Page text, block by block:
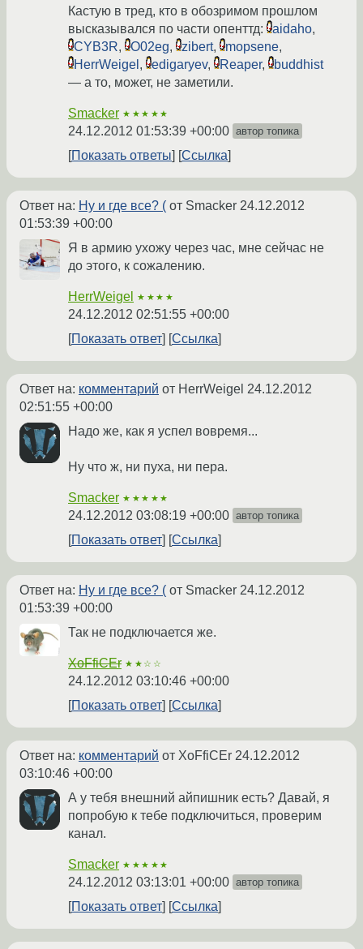
Кастую в тред, кто в обозримом прошлом
высказывался по части опенттд:
aidaho,
CYB3R, O02eg, zibert, mopsene,
HerrWeigel , edigaryev, Reaper,
buddhist
— а то, может, не заметили.
Smacker ★★★★★
24.12.2012 01:53:39 +00:00 автор топика
Показать ответы Ссылка
Ответ на: Ну и где все? ( от Smacker 24.12.2012
01:53:39 +00:00
Я в армию ухожу через час, мне сейчас не
до этого, к сожалению.
HerrWeigel ★★★★
24.12.2012 02:51:55 +00:00
Показать ответ
Ссылка
Ответ на: комментарий от HerrWeigel 24.12.2012
02:51:55 +00:00
Надо же, как я успел вовремя...
Ну что ж, ни пуха, ни пера.
Smacker ★★★★★
24.12.2012 03:08:19 +00:00 автор топика
Показать ответ Ссылка
Ответ на: Ну и где все? ( от Smacker 24.12.2012
01:53:39 +00:00
Так не подключается же.
XoFfiCEr ★★☆☆
24.12.2012 03:10:46 +00:00
Показать ответ
Ссылка
Ответ на: комментарий от XoFfiCEr 24.12.2012
03:10:46 +00:00
А у тебя внешний айпишник есть? Давай, я
попробую к тебе подключиться, проверим
канал.
Smacker ★★★★★
24.12.2012 03:13:01 +00:00 автор топика
Показать ответ Ссылка